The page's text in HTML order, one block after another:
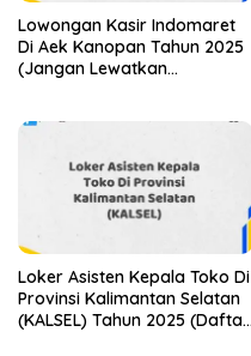
Lowongan Kasir Indomaret
Di Aek Kanopan Tahun 2025
(Jangan Lewatkan
Loker Asisten Kepala Toko Di
Provinsi Kalimantan Selatan
(KALSEL) Tahun 2025 (Daftar